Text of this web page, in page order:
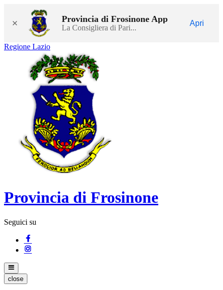
× Provincia di Frosinone App
La Consigliera di Pari...
Apri
Regione Lazio
Provincia di Frosinone
Seguici su
close